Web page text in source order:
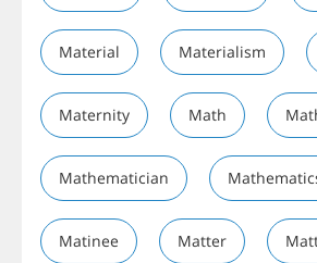
Material Materialism
Maternity Math
Mathematician
Matinee Matter